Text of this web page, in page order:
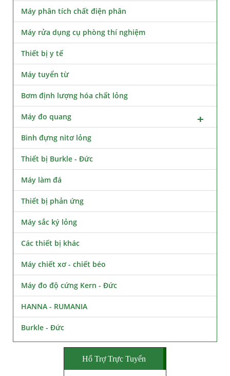
Máy phân tích chất điện phân
Máy rửa dụng cụ phòng thí nghiệm
Thiết bị y tế
Máy tuyển từ
Bơm định lượng hóa chất lỏng
Máy đo quang
Bình đựng nitơ lỏng
Thiết bị Burkle - Đức
Máy làm đá
Thiết bị phản ứng
Máy sắc ký lỏng
Các thiết bị khác
Máy chiết xơ - chiết béo
Máy đo độ cứng Kern - Đức
HANNA - RUMANIA
Burkle - Đức
Hổ Trợ Trực Tuyến